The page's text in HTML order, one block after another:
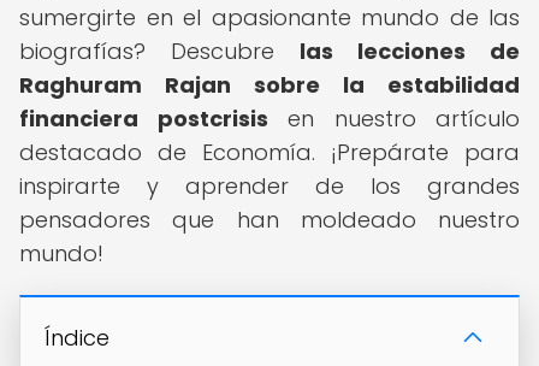
sumergirte en el apasionante mundo de las
biografías? Descubre las lecciones de
Raghuram Rajan sobre la estabilidad
financiera postcrisis en nuestro artículo
destacado de Economía. ¡Prepárate para
inspirarte y aprender de los grandes
pensadores que han moldeado nuestro
mundo!
Índice